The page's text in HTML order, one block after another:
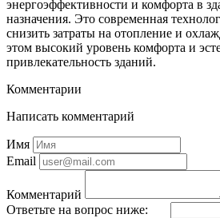
энергоэффективности и комфорта в
назначения. Это современная
снизить затраты на отопление и
этом высокий уровень комфорта и
привлекательность зданий.
Комментарии
Написать комментарий
Имя
Email
Комментарий
Ответьте на вопрос ниже: